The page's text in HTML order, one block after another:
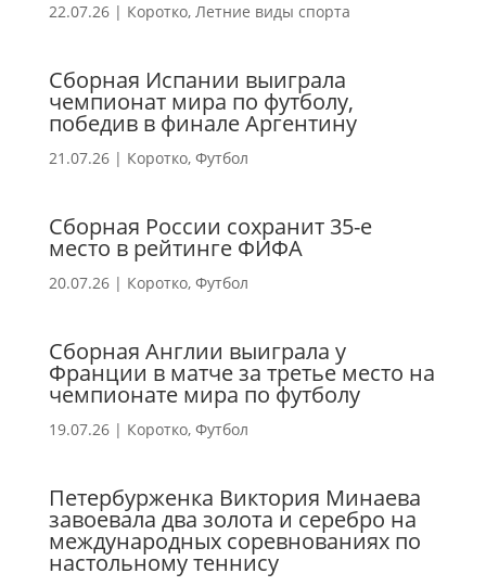
22.07.26| Коротко, Летние виды спорта
Сборная Испании выиграла
чемпионат мира по футболу,
победив в финале Аргентину
21.07.26| Коротко, Футбол
Сборная России сохранит 35-е
место в рейтинге ФИФА
20.07.26| Коротко, Футбол
Сборная Англии выиграла у
Франции в матче за третье место на
чемпионате мира по футболу
19.07.26| Коротко, Футбол
Петербурженка Виктория Минаева
завоевала два золота и серебро на
международных соревнованиях по
настольному теннису